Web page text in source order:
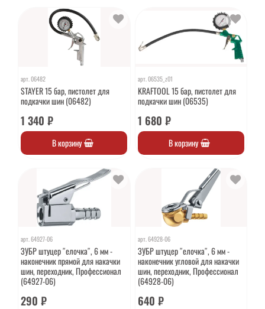
арт.06482
STAYER 15 бар, пистолет для
подкачки шин (06482)
1 340 ₽
В корзину
арт. 06535_z01
KRAFTOOL 15 бар, пистолет для
подкачки шин (06535)
1 680 ₽
В корзину
арт.64927-06
ЗУБР штуцер ″елочка″, 6 мм -
наконечник прямой для накачки
шин, переходник, Профессионал
(64927-06)
290 ₽
арт. 64928-06
ЗУБР штуцер ″елочка″, 6 мм -
наконечник угловой для накачки
шин, переходник, Профессионал
(64928-06)
640 ₽